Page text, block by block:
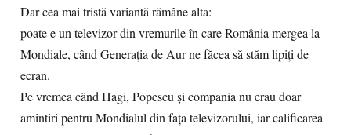
Dar cea mai tristă variantă rămâne alta:
poate e un televizor din vremurile în care România mergea la
Mondiale, când Generația de Aur ne făcea să stăm lipiți de
ecran.
Pe vremea când Hagi, Popescu și compania nu erau doar
amintiri pentru Mondialul din fața televizorului, iar calificarea